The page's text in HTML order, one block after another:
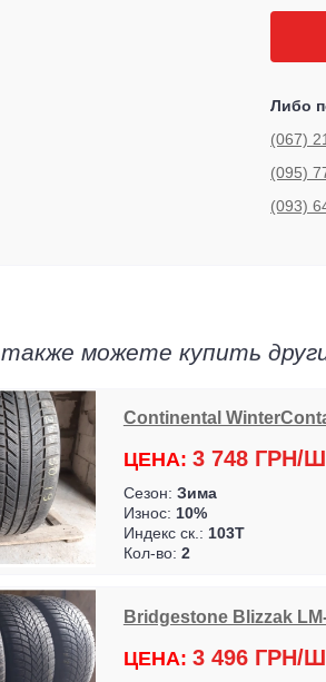
Либо
(067)
(095)
(093)
можете купить
Continental
ЦЕНА: 3 748 ГРН/
Сезон: Зима
Износ: 10%
Индекс ск.: 103T
Кол-во: 2
Bridgestone Blizzak
ЦЕНА: 3 496 ГРН/